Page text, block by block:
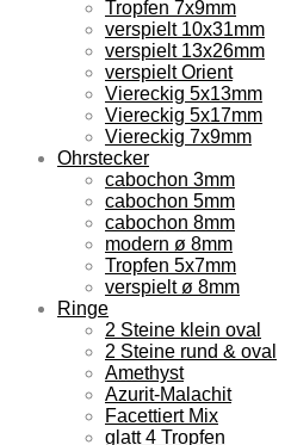
Tropfen 7x9mm
verspielt 10x31mm
verspielt 13x26mm
verspielt Orient
Viereckig 5x13mm
Viereckig 5x17mm
Viereckig 7x9mm
Ohrstecker
cabochon 3mm
cabochon 5mm
cabochon 8mm
modern ø 8mm
Tropfen 5x7mm
verspielt ø 8mm
Ringe
2 Steine klein oval
2 Steine rund & oval
Amethyst
Azurit-Malachit
Facettiert Mix
glatt 4 Tropfen